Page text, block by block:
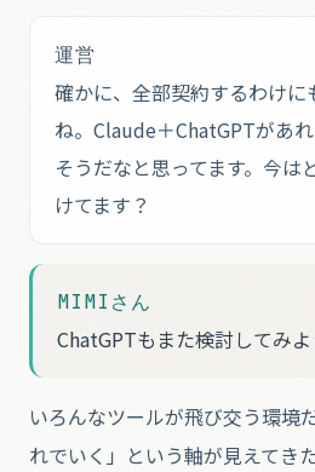
運営
確かに、全部契約するわけに
ね。Claude＋ChatGPTがあ
そうだなと思ってます。今は
けてます？
MIMIさん
ChatGPTもまた検討してみよ
いろんなツールが飛び交う環境
れでいく」という軸が見えてき